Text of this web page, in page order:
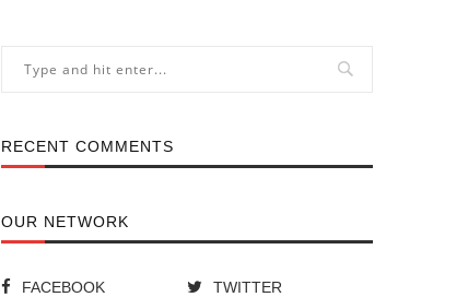
RECENT COMMENTS
OUR NETWORK
FACEBOOK
TWITTER